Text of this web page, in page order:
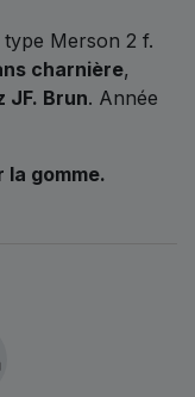
type Merson 2 f.
charnière,
JF. Brun. Année
gomme.